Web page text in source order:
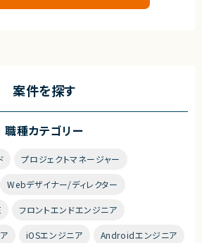
案件を探す
職種カテゴリー
プロジェクトマネージャー
Webデザイナー/ディレクター
フロントエンドエンジニア
iOSエンジニア Androidエンジニア